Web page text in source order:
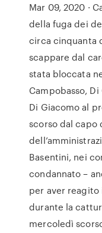
Mar 09, 2020 ·
della fuga dei
circa cinquanta
scappare dal
stata bloccata
Campobasso,
Di Giacomo al
scorso dal
Basentini, nei
condannato –
per aver reagito
durante la
mercoledì